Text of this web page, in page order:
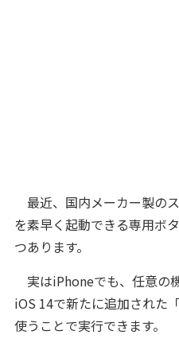
最近、国内メーカー製の
を素早く起動できる専用ボ
つあります。
実はiPhoneでも、任意の
iOS 14で新たに追加された
使うことで実行できます。